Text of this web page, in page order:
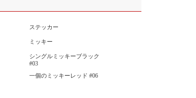
ステッカー
ミッキー
シングルミッキーブラック
#03
一個のミッキーレッド #06